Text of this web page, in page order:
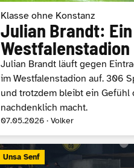
Klasse ohne Konstanz
Julian Brandt:
Westfalenstadion
Julian Brandt läuft gegen
im Westfalenstadion auf. 306
und trotzdem bleibt ein Gefühl
nachdenklich macht.
07.05.2026 · Volker
Unsa Senf